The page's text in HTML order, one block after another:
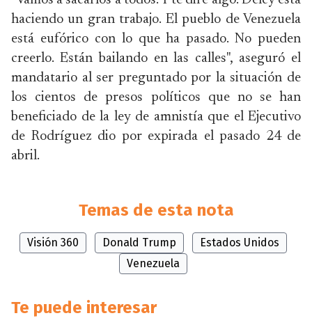
haciendo un gran trabajo. El pueblo de Venezuela
está eufórico con lo que ha pasado. No pueden
creerlo. Están bailando en las calles", aseguró el
mandatario al ser preguntado por la situación de
los cientos de presos políticos que no se han
beneficiado de la ley de amnistía que el Ejecutivo
de Rodríguez dio por expirada el pasado 24 de
abril.
Temas de esta nota
Visión 360 Donald Trump
Estados Unidos
Venezuela
Te puede interesar